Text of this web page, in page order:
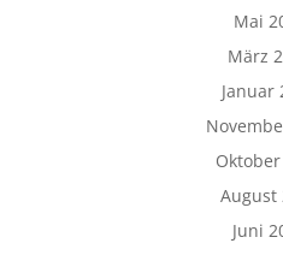
Mai
März
Januar
August
Juni